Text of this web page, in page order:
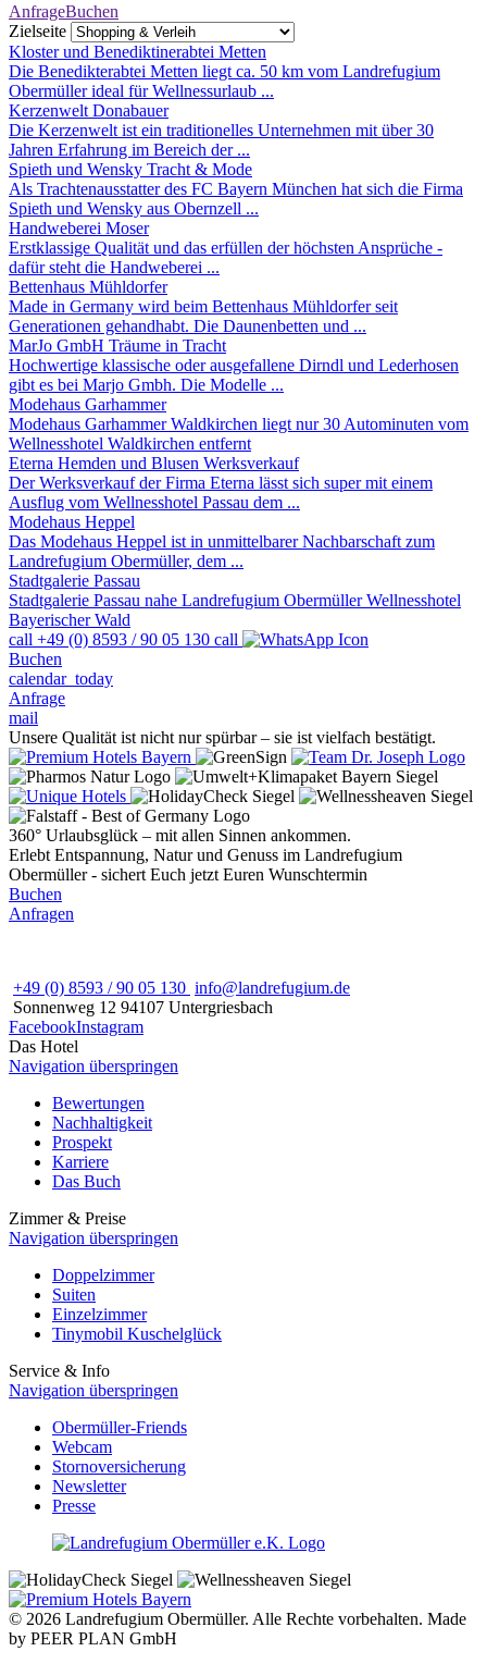
AnfrageBuchen
Zielseite
Kloster und Benediktinerabtei Metten
Die Benedikterabtei Metten liegt ca. 50 km vom Landrefugium
Obermüller ideal für Wellnessurlaub ...
Kerzenwelt Donabauer
Die Kerzenwelt ist ein traditionelles Unternehmen mit über 30
Jahren Erfahrung im Bereich der ...
Spieth und Wensky Tracht & Mode
Als Trachtenausstatter des FC Bayern München hat sich die Firma
Spieth und Wensky aus Obernzell ...
Handweberei Moser
Erstklassige Qualität und das erfüllen der höchsten Ansprüche -
dafür steht die Handweberei ...
Bettenhaus Mühldorfer
Made in Germany wird beim Bettenhaus Mühldorfer seit
Generationen gehandhabt. Die Daunenbetten und ...
MarJo GmbH Träume in Tracht
Hochwertige klassische oder ausgefallene Dirndl und Lederhosen
gibt es bei Marjo Gmbh. Die Modelle ...
Modehaus Garhammer
Modehaus Garhammer Waldkirchen liegt nur 30 Autominuten vom
Wellnesshotel Waldkirchen entfernt
Eterna Hemden und Blusen Werksverkauf
Der Werksverkauf der Firma Eterna lässt sich super mit einem
Ausflug vom Wellnesshotel Passau dem ...
Modehaus Heppel
Das Modehaus Heppel ist in unmittelbarer Nachbarschaft zum
Landrefugium Obermüller, dem ...
Stadtgalerie Passau
Stadtgalerie Passau nahe Landrefugium Obermüller Wellnesshotel
Bayerischer Wald
call +49 (0) 8593 / 90 05 130 call
Buchen
calendar_today
Anfrage
mail
Unsere Qualität ist nicht nur spürbar – sie ist vielfach bestätigt.
360° Urlaubsglück – mit allen Sinnen ankommen.
Erlebt Entspannung, Natur und Genuss im Landrefugium
Obermüller - sichert Euch jetzt Euren Wunschtermin
Buchen
Anfragen
+49 (0) 8593 / 90 05 130 info@landrefugium.de
Sonnenweg 12 94107 Untergriesbach
FacebookInstagram
Das Hotel
Navigation überspringen
Bewertungen
Nachhaltigkeit
Prospekt
Karriere
Das Buch
Zimmer & Preise
Navigation überspringen
Doppelzimmer
Suiten
Einzelzimmer
Tinymobil Kuschelglück
Service & Info
Navigation überspringen
Obermüller-Friends
Webcam
Stornoversicherung
Newsletter
Presse
© 2026 Landrefugium Obermüller. Alle Rechte vorbehalten. Made
by PEER PLAN GmbH